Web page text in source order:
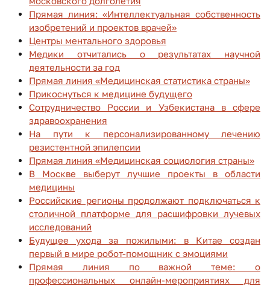
Прямая линия: «Интеллектуальная собственность
изобретений и проектов врачей»
Центры ментального здоровья
Медики отчитались о результатах научной
деятельности за год
Прямая линия «Медицинская статистика страны»
Прикоснуться к медицине будущего
Сотрудничество России и Узбекистана в сфере
здравоохранения
На пути к персонализированному лечению
резистентной эпилепсии
Прямая линия «Медицинская социология страны»
В Москве выберут лучшие проекты в области
медицины
Российские регионы продолжают подключаться к
столичной платформе для расшифровки лучевых
исследований
Будущее ухода за пожилыми: в Китае создан
первый в мире робот-помощник с эмоциями
Прямая линия по важной теме: о
профессиональных онлайн-мероприятиях для